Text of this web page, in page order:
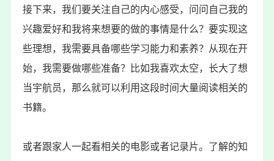
接下来，我们要关注自己的内心感受，问问自己我的
兴趣爱好和我将来想要的做的事情是什么？要实现这
些理想，我需要具备哪些学习能力和素养？从现在开
始，我需要做哪些准备？比如我喜欢太空，长大了想
当宇航员，那么就可以利用这段时间大量阅读相关的
书籍。
或者跟家人一起看相关的电影或者记录片。了解的知